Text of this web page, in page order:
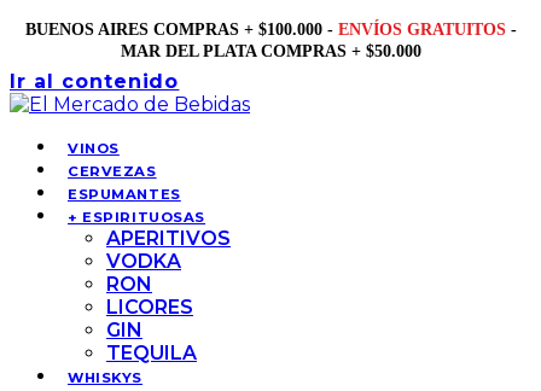
BUENOS AIRES COMPRAS + $100.000 - ENVÍOS GRATUITOS -
MAR DEL PLATA COMPRAS + $50.000
Ir al contenido
VINOS
CERVEZAS
ESPUMANTES
+ ESPIRITUOSAS
APERITIVOS
VODKA
RON
LICORES
GIN
TEQUILA
WHISKYS